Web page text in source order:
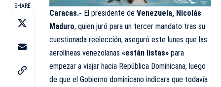
SHARE
Caracas.- El presidente de Venezuela, Nicolás
Maduro, quien juró para un tercer mandato tras su
cuestionada reelección, aseguró este lunes que las
aerolíneas venezolanas «están listas» para
empezar a viajar hacia República Dominicana, luego
de que el Gobierno dominicano indicara que todavía